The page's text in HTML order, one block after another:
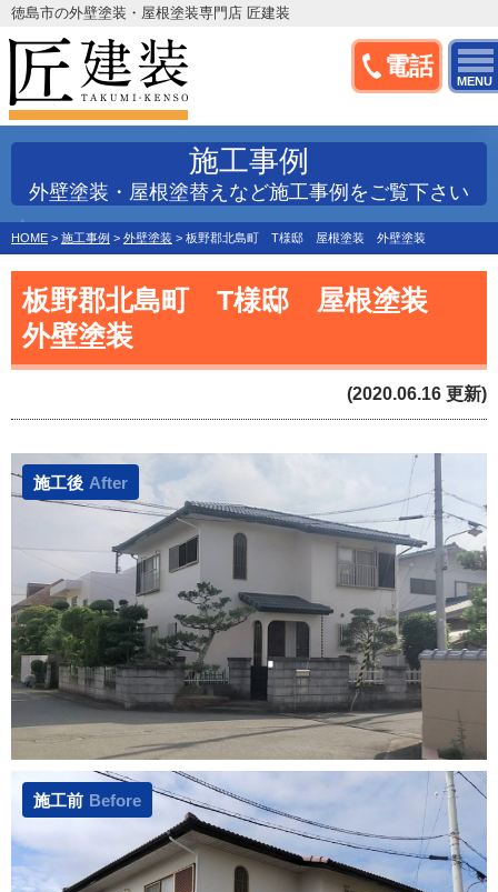
電話
MENU
徳島市の外壁塗装・屋根塗装専門店 匠建装
施工事例
外壁塗装・屋根塗替えなど施工事例をご覧下さい
HOME > 施工事例 > 外壁塗装 > 板野郡北島町 T様邸 屋根塗装 外壁塗装
板野郡北島町 T様邸 屋根塗装
外壁塗装
(2020.06.16 更新)
施工後 After
施工前 Before